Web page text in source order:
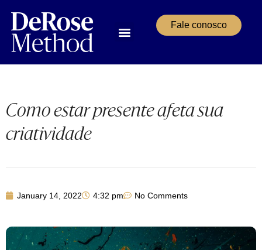
Fale conosco
Como estar presente afeta sua
criatividade
January 14, 2022 4:32 pm No Comments